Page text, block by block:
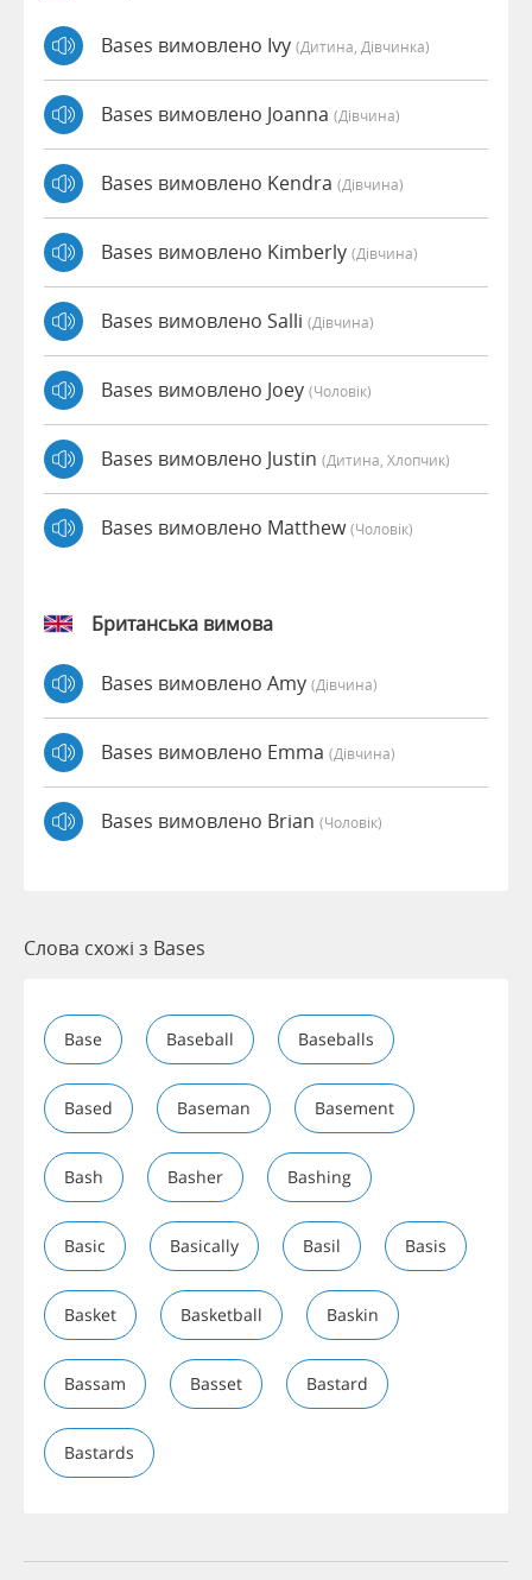
Bases вимовлено Ivy (дитина, Дівчинка)
Bases вимовлено Joanna (дівчина)
Bases вимовлено Kendra (дівчина)
Bases вимовлено Kimberly (дівчина)
Bases вимовлено Salli (дівчина)
Bases вимовлено Joey (чоловік)
Bases вимовлено Justin (дитина, Хлопчик)
Bases вимовлено Matthew(чоловік)
Британська вимова
Bases вимовлено Amy (дівчина)
Bases вимовлено Emma (дівчина)
Bases вимовлено Brian (чоловік)
Слова схожі з Bases
Base Baseball Baseballs
Based Baseman Basement
Bash Basher Bashing
Basic Basically Basil Basis
Basket Basketball Baskin
Bassam Basset Bastard
Bastards